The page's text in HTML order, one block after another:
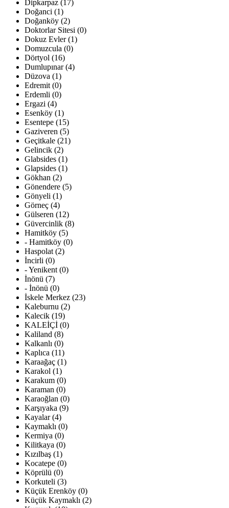
Dipkarpaz (17)
Doğanci (1)
Doğanköy (2)
Doktorlar Sitesi (0)
Dokuz Evler (1)
Domuzcula (0)
Dörtyol (16)
Dumlupınar (4)
Düzova (1)
Edremit (0)
Erdemli (0)
Ergazi (4)
Esenköy (1)
Esentepe (15)
Gaziveren (5)
Geçitkale (21)
Gelincik (2)
Glabsides (1)
Glapsides (1)
Gökhan (2)
Gönendere (5)
Gönyeli (1)
Görneç (4)
Gülseren (12)
Güvercinlik (8)
Hamitköy (5)
- Hamitköy (0)
Haspolat (2)
İncirli (0)
- Yenikent (0)
İnönü (7)
- İnönü (0)
İskele Merkez (23)
Kaleburnu (2)
Kalecik (19)
KALEİÇİ (0)
Kaliland (8)
Kalkanlı (0)
Kaplıca (11)
Karaağaç (1)
Karakol (1)
Karakum (0)
Karaman (0)
Karaoğlan (0)
Karşıyaka (9)
Kayalar (4)
Kaymaklı (0)
Kermiya (0)
Kilitkaya (0)
Kızılbaş (1)
Kocatepe (0)
Köprülü (0)
Korkuteli (3)
Küçük Erenköy (0)
Küçük Kaymaklı (2)